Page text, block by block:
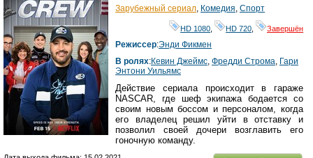
Зарубежный сериал, Комедия, Спорт
HD 1080 HD 720 Завершён
Режиссер:Энди Фикмен
В ролях:Кевин Джеймс, Фредди Строма, Гари
Энтони Уильямс
Действие сериала происходит в гараже
NASCAR, где шеф экипажа бодается со
своим новым боссом и персоналом, когда
его владелец решил уйти в отставку и
позволил своей дочери возглавить его
гоночную команду.